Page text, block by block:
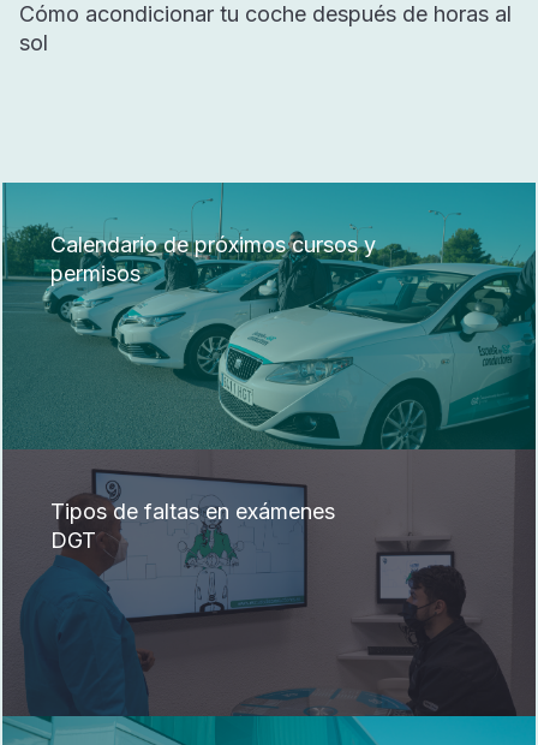
Cómo acondicionar tu coche después de horas al
sol
Calendario de próximos cursos y
permisos
Tipos de faltas en exámenes
DGT